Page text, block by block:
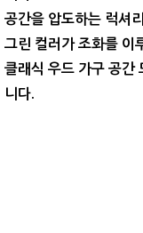
공간을 압도하는 럭셔
그린 컬러가 조화를 이
클래식 우드 가구 공간
니다.